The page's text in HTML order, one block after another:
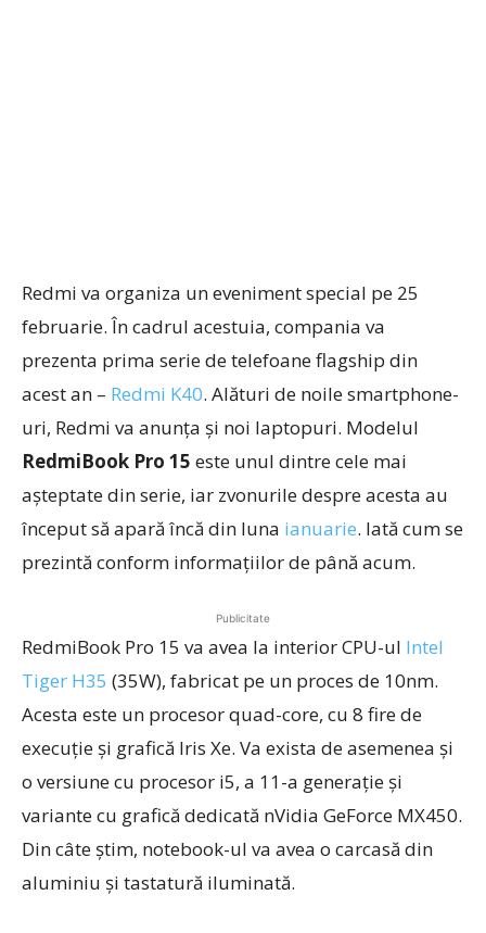
Redmi va organiza un eveniment special pe 25
februarie. În cadrul acestuia, compania va
prezenta prima serie de telefoane flagship din
acest an – Redmi K40. Alături de noile smartphone-
uri, Redmi va anunța și noi laptopuri. Modelul
RedmiBook Pro 15 este unul dintre cele mai
așteptate din serie, iar zvonurile despre acesta au
început să apară încă din luna ianuarie. Iată cum se
prezintă conform informațiilor de până acum.
Publicitate
RedmiBook Pro 15 va avea la interior CPU-ul Intel
Tiger H35 (35W), fabricat pe un proces de 10nm.
Acesta este un procesor quad-core, cu 8 fire de
execuție și grafică Iris Xe. Va exista de asemenea și
o versiune cu procesor i5, a 11-a generație și
variante cu grafică dedicată nVidia GeForce MX450.
Din câte știm, notebook-ul va avea o carcasă din
aluminiu și tastatură iluminată.